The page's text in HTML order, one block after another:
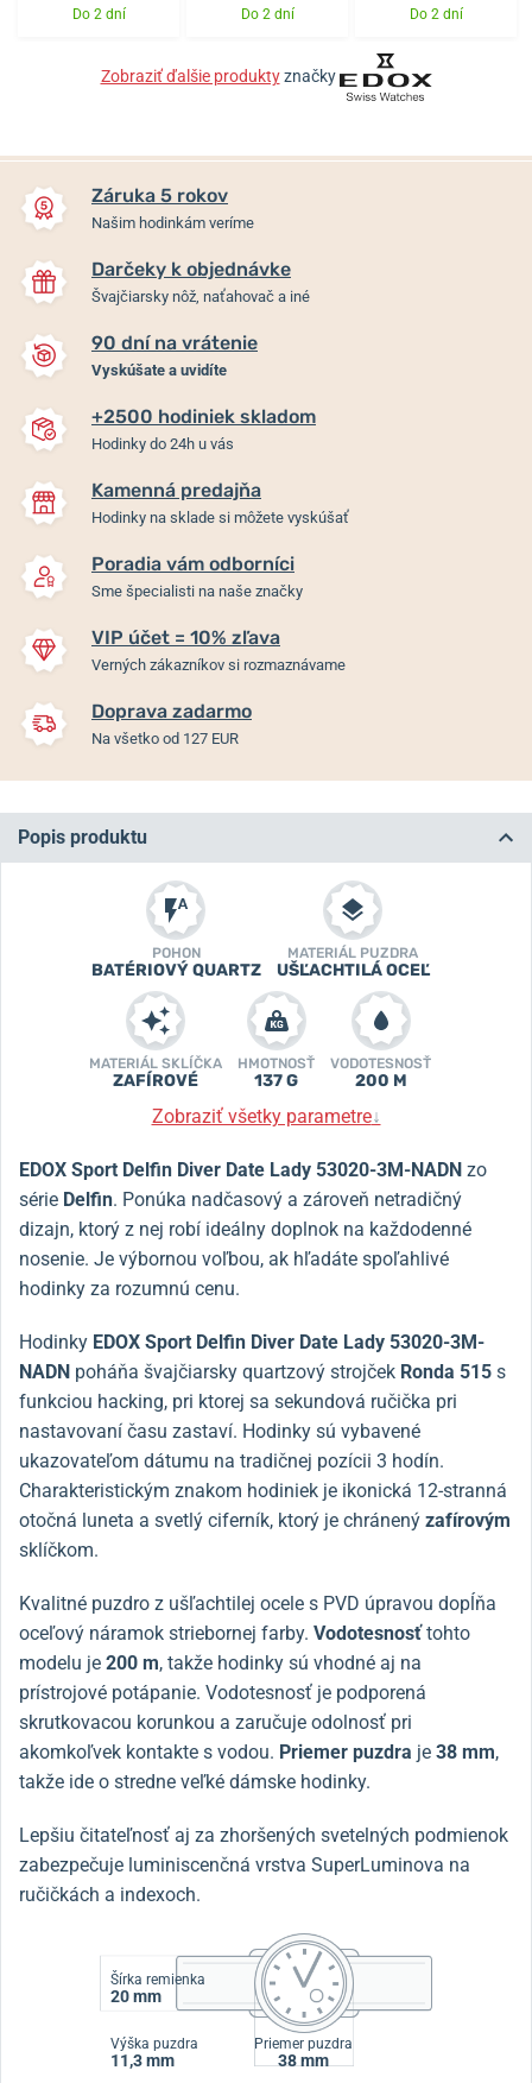
Do 2 dní Do 2 dní Do 2 dní
Zobraziť ďalšie produktyznačky
Záruka 5 rokov
Našim hodinkám veríme
Darčeky k objednávke
Švajčiarsky nôž, naťahovač a iné
90 dní na vrátenie
Vyskúšate a uvidíte
+2500 hodiniek skladom
Hodinky do 24h u vás
Kamenná predajňa
Hodinky na sklade si môžete vyskúšať
Poradia vám odborníci
Sme špecialisti na naše značky
VIP účet = 10% zľava
Verných zákazníkov si rozmaznávame
Doprava zadarmo
Na všetko od 127 EUR
Popis produktu
POHON
BATÉRIOVÝ QUARTZ
MATERIÁL PUZDRA
UŠĽACHTILÁ OCEĽ
MATERIÁL SKLÍČKA
ZAFÍROVÉ
HMOTNOSŤ
137 G
VODOTESNOSŤ
200 M
Zobraziť všetky parametre↓
EDOX Sport Delfin Diver Date Lady 53020-3M-NADN zo
série Delfin. Ponúka nadčasový a zároveň netradičný
dizajn, ktorý z nej robí ideálny doplnok na každodenné
nosenie. Je výbornou voľbou, ak hľadáte spoľahlivé
hodinky za rozumnú cenu.
Hodinky EDOX Sport Delfin Diver Date Lady 53020-3M-
NADN poháňa švajčiarsky quartzový strojček Ronda 515 s
funkciou hacking, pri ktorej sa sekundová ručička pri
nastavovaní času zastaví. Hodinky sú vybavené
ukazovateľom dátumu na tradičnej pozícii 3 hodín.
Charakteristickým znakom hodiniek je ikonická 12-stranná
otočná luneta a svetlý ciferník, ktorý je chránený zafírovým
sklíčkom.
Kvalitné puzdro z ušľachtilej ocele s PVD úpravou dopĺňa
oceľový náramok striebornej farby. Vodotesnosťtohto
modelu je 200 m, takže hodinky sú vhodné aj na
prístrojové potápanie. Vodotesnosť je podporená
skrutkovacou korunkou a zaručuje odolnosť pri
akomkoľvek kontakte s vodou. Priemer puzdra je 38 mm,
takže ide o stredne veľké dámske hodinky.
Lepšiu čitateľnosť aj za zhoršených svetelných podmienok
zabezpečuje luminiscenčná vrstva SuperLuminova na
ručičkách a indexoch.
Šírka remienka
20 mm
Výška puzdra
11,3 mm
Priemer puzdra
38 mm